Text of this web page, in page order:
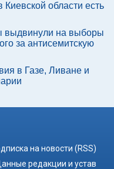
области есть
выдвинули на выборы
за антисемитскую
в Газе, Ливане и
на новости (RSS)
редакции и устав